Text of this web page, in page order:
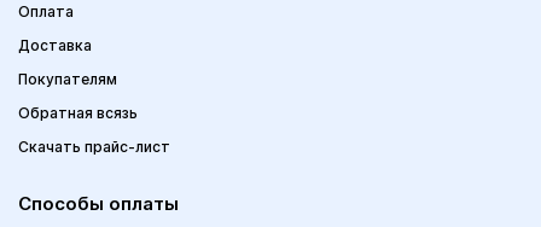
Оплата
Доставка
Покупателям
Обратная всязь
Скачать прайс-лист
Способы оплаты